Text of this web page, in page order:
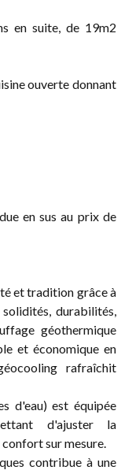
en suite, de 19m2
ouverte donnant
en sus au prix de
et tradition grâce à
durabilités,
géothermique
et économique en
rafraîchit
d'eau) est équipée
d'ajuster la
sur mesure.
contribue à une